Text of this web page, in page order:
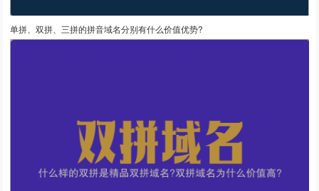
单拼、双拼、三拼的拼音域名分别有什么价值优势?